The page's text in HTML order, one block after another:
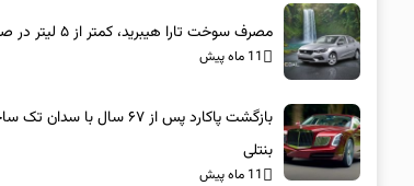
مصرف سوخت تارا هیبرید، کمتر از ۵ لیتر در صد کیلومتر!
11 ماه پیش
بازگشت پاکارد پس از ۶۷ سال
بنتلی
11 ماه پیش